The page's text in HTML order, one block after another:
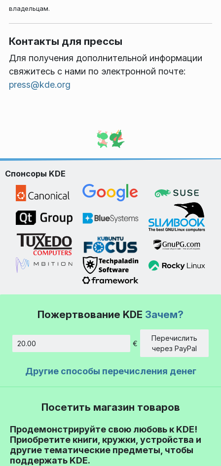
владельцам.
Контакты для прессы
Для получения дополнительной информации
свяжитесь с нами по электронной почте:
press@kde.org
Спонсоры KDE
Пожертвование KDE Зачем?
€
Перечислить
через PayPal
Другие способы перечисления денег
Посетить магазин товаров
Продемонстрируйте свою любовь к KDE!
Приобретите книги, кружки, устройства и
другие тематические предметы, чтобы
поддержать KDE.